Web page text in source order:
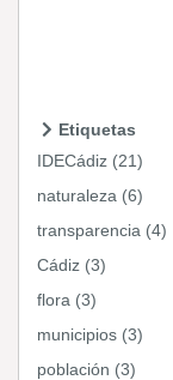
Etiquetas
IDECádiz (21)
naturaleza (6)
transparencia (4)
Cádiz (3)
flora (3)
municipios (3)
población (3)